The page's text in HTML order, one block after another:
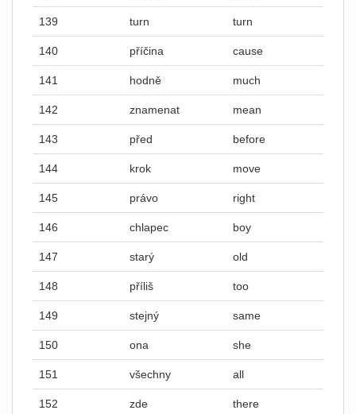
139 turn turn
140 příčina cause
141 hodně much
142 znamenat mean
143 před before
144 krok move
145 právo right
146 chlapec boy
147 starý old
148 příliš too
149 stejný same
150 ona she
151 všechny all
152 zde there